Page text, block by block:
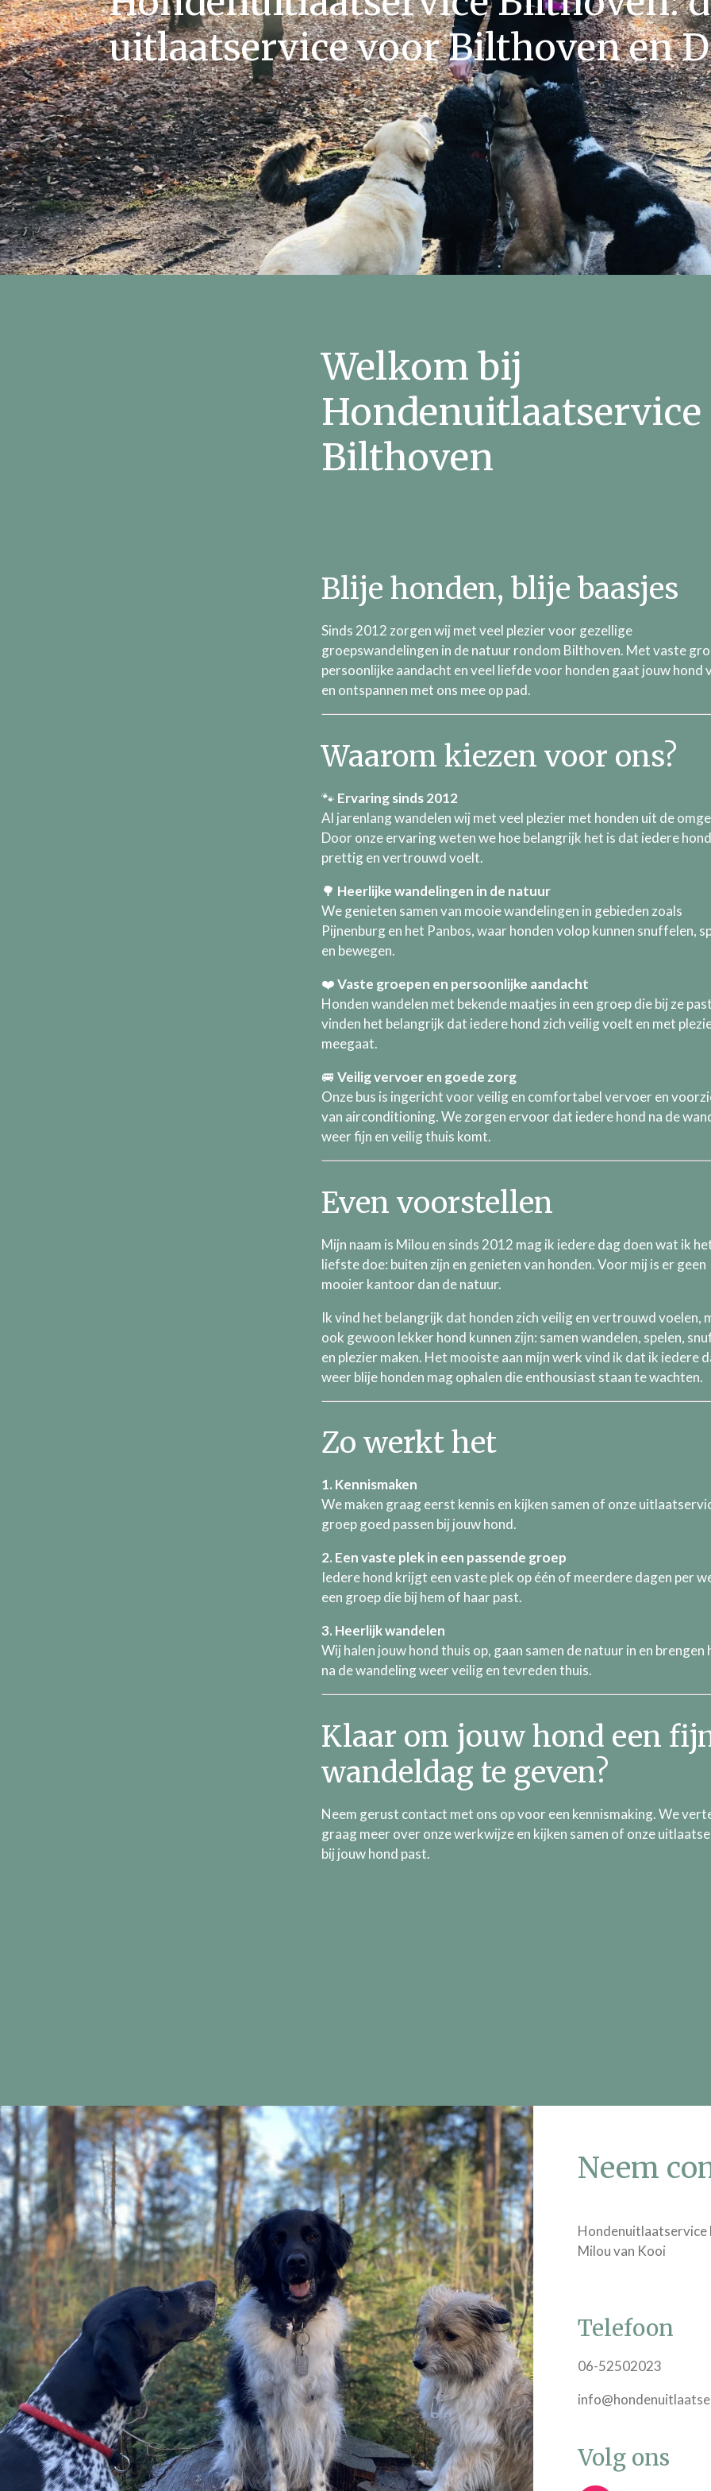
uitlaatservice voor Bilthoven en
Welkom bij
Hondenuitlaatservice
Bilthoven
Blije honden, blije baasjes
Sinds 2012 zorgen wij met veel plezier voor gezellige
groepswandelingen in de natuur rondom Bilthoven. Met vaste
persoonlijke aandacht en veel liefde voor honden gaat jouw hond
en ontspannen met ons mee op pad.
Waarom kiezen voor ons?
🐾 Ervaring sinds 2012
Al jarenlang wandelen wij met veel plezier met honden uit de
Door onze ervaring weten we hoe belangrijk het is dat iedere
prettig en vertrouwd voelt.
🌳 Heerlijke wandelingen in de natuur
We genieten samen van mooie wandelingen in gebieden zoals
Pijnenburg en het Panbos, waar honden volop kunnen snuffelen,
en bewegen.
❤️Vaste groepen en persoonlijke aandacht
Honden wandelen met bekende maatjes in een groep die bij ze
vinden het belangrijk dat iedere hond zich veilig voelt en met
meegaat.
🚐 Veilig vervoer en goede zorg
Onze bus is ingericht voor veilig en comfortabel vervoer en
van airconditioning. We zorgen ervoor dat iedere hond na de
weer fijn en veilig thuis komt.
Even voorstellen
Mijn naam is Milou en sinds 2012 mag ik iedere dag doen wat ik
liefste doe: buiten zijn en genieten van honden. Voor mij is er geen
mooier kantoor dan de natuur.
Ik vind het belangrijk dat honden zich veilig en vertrouwd voelen,
ook gewoon lekker hond kunnen zijn: samen wandelen, spelen,
en plezier maken. Het mooiste aan mijn werk vind ik dat ik iedere
weer blije honden mag ophalen die enthousiast staan te wachten.
Zo werkt het
1. Kennismaken
We maken graag eerst kennis en kijken samen of onze
groep goed passen bij jouw hond.
2. Een vaste plek in een passende groep
Iedere hond krijgt een vaste plek op één of meerdere dagen per
een groep die bij hem of haar past.
3. Heerlijk wandelen
Wij halen jouw hond thuis op, gaan samen de natuur in en brengen
na de wandeling weer veilig en tevreden thuis.
Klaar om jouw hond een
wandeldag te geven?
Neem gerust contact met ons op voor een kennismaking. We
graag meer over onze werkwijze en kijken samen of onze
bij jouw hond past.
Neem
Hondenuitlaatservice
Milou van Kooi
Telefoon
06-52502023
Volg ons